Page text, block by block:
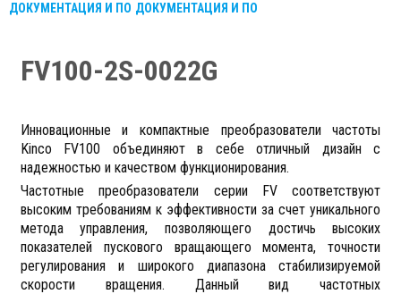
ДОКУМЕНТАЦИЯ И ПО ДОКУМЕНТАЦИЯ И ПО
FV100-2S-0022G
Инновационные и компактные преобразователи частоты
Kinco FV100 объединяют в себе отличный дизайн с
надежностью и качеством функционирования.
Частотные преобразователи серии FVсоответствуют
высоким требованиям к эффективности за счет уникального
метода управления, позволяющего достичь высоких
показателей пускового вращающего момента, точности
регулирования и широкого диапазона стабилизируемой
скорости вращения. Данный вид частотных